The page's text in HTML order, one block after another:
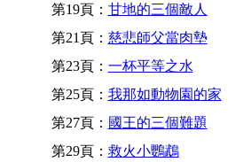
第19頁： 甘地的三個敵人
第21頁： 慈悲師父當肉墊
第23頁： 一杯平等之水
第25頁： 我那如動物園的家
第27頁： 國王的三個難題
第29頁： 救火小鸚鵡